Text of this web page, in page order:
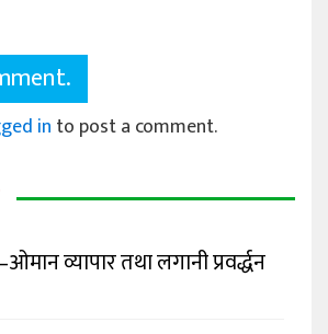
into post a comment.
व्यापार तथा लगानी प्रवर्द्धन